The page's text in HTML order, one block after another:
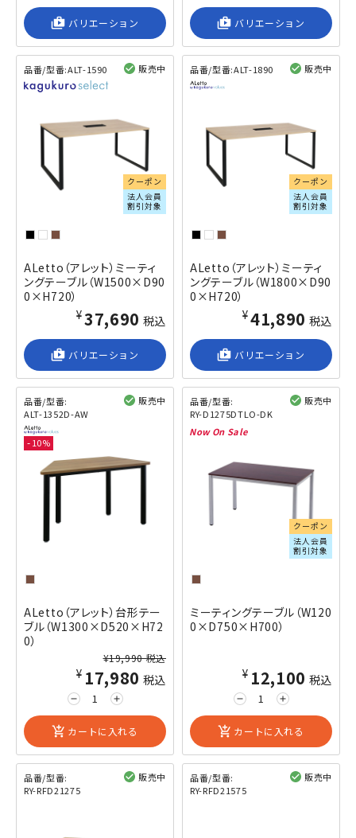
shop_2 バリエーション shop_2 バリエーション
品番/型番:ALT-1590 販売中
クーポン
法人会員
割引対象
ALetto（アレット）ミーティ
ングテーブル（W1500×D90
0×H720）
¥37,690 税込
shop_2 バリエーション
品番/型番:ALT-1890 販売中
クーポン
法人会員
割引対象
ALetto（アレット）ミーティ
ングテーブル（W1800×D90
0×H720）
¥41,890 税込
shop_2 バリエーション
品番/型番:
ALT-1352D-AW
販売中
10
ALetto（アレット）台形テー
ブル（W1300×D520×H72
0）
remove add
¥19,990 税込
¥17,980 税込
add_shopping_cart カートに入れる
品番/型番:
RY-D1275DTLO-DK
販売中
クーポン
法人会員
割引対象
ミーティングテーブル（W120
0×D750×H700）
remove add
¥12,100 税込
add_shopping_cart カートに入れる
品番/型番:
RY-RFD21275
販売中
品番/型番:
RY-RFD21575
販売中